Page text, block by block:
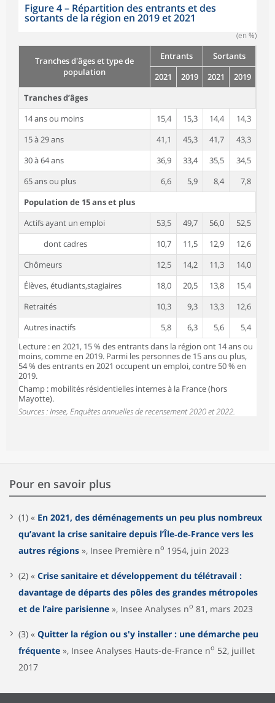
Figure 4– Répartition des entrants et des
sortants de la région en 2019 et 2021
(en %)
Tranches d'âges et type de
population
Entrants
Sortants
2021
2019 2021
2019
Tranches d’âges
14 ans ou moins
15,4 15,3 14,4
14,3
15 à 29 ans
41,1 45,3 41,7
43,3
30 à 64 ans
36,9 33,4 35,5
34,5
65 ans ou plus
6,6 5,9 8,4
7,8
Population de 15 ans et plus
Actifs ayant un emploi
53,5 49,7 56,0
52,5
dont cadres
10,7 11,5 12,9
12,6
Chômeurs
12,5 14,2 11,3
14,0
Élèves, étudiants,stagiaires
18,0 20,5 13,8
15,4
Retraités
10,3 9,3 13,3
12,6
Autres inactifs
5,8 6,3 5,6
5,4
Lecture : en 2021, 15 % des entrants dans la région ont 14 ans ou
moins, comme en 2019. Parmi les personnes de 15 ans ou plus,
54 % des entrants en 2021 occupent un emploi, contre 50 % en
2019.
Champ : mobilités résidentielles internes à la France (hors
Mayotte).
Sources : Insee, Enquêtes annuelles de recensement 2020 et 2022.
Pour en savoir plus
(1) « En 2021, des déménagements un peu plus nombreux
qu’avant la crise sanitaire depuis l’Île‑de‑France vers les
autres régions », Insee Première no 1954, juin 2023
(2) « Crise sanitaire et développement du télétravail :
davantage de départs des pôles des grandes métropoles
et de l’aire parisienne », Insee Analyses no 81, mars 2023
(3) « Quitter la région ou s'y installer : une démarche peu
fréquente », Insee Analyses Hauts-de-France no 52, juillet
2017